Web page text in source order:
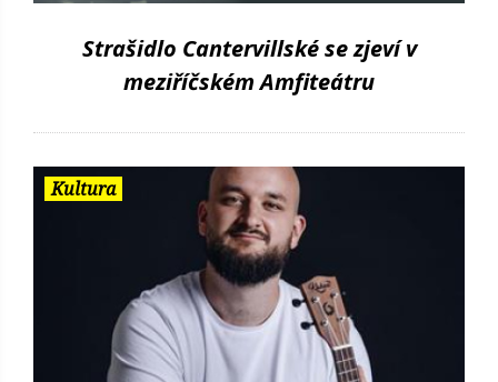
Strašidlo Cantervillské se zjeví v
meziříčském Amfiteátru
Kultura